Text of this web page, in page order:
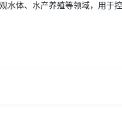
体、水产养殖等领域，用于